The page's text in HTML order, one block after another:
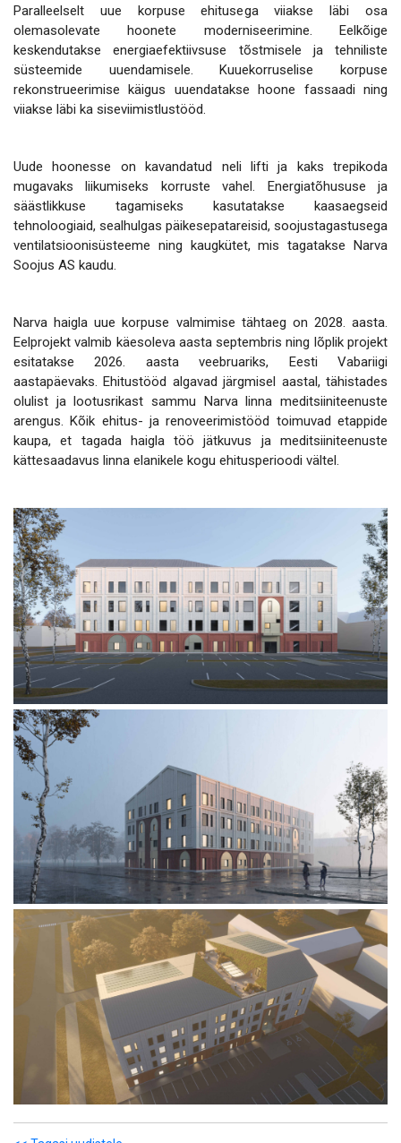
Paralleelselt uue korpuse ehitusega viiakse läbi osa
olemasolevate hoonete moderniseerimine. Eelkõige
keskendutakse energiaefektiivsuse tõstmisele ja tehniliste
süsteemide uuendamisele. Kuuekorruselise korpuse
rekonstrueerimise käigus uuendatakse hoone fassaadi ning
viiakse läbi ka siseviimistlustööd.
Uude hoonesse on kavandatud neli lifti ja kaks trepikoda
mugavaks liikumiseks korruste vahel. Energiatõhususe ja
säästlikkuse tagamiseks kasutatakse kaasaegseid
tehnoloogiaid, sealhulgas päikesepatareisid, soojustagastusega
ventilatsioonisüsteeme ning kaugkütet, mis tagatakse Narva
Soojus AS kaudu.
Narva haigla uue korpuse valmimise tähtaeg on 2028. aasta.
Eelprojekt valmib käesoleva aasta septembris ning lõplik projekt
esitatakse 2026. aasta veebruariks, Eesti Vabariigi
aastapäevaks. Ehitustööd algavad järgmisel aastal, tähistades
olulist ja lootusrikast sammu Narva linna meditsiiniteenuste
arengus. Kõik ehitus- ja renoveerimistööd toimuvad etappide
kaupa, et tagada haigla töö jätkuvus ja meditsiiniteenuste
kättesaadavus linna elanikele kogu ehitusperioodi vältel.